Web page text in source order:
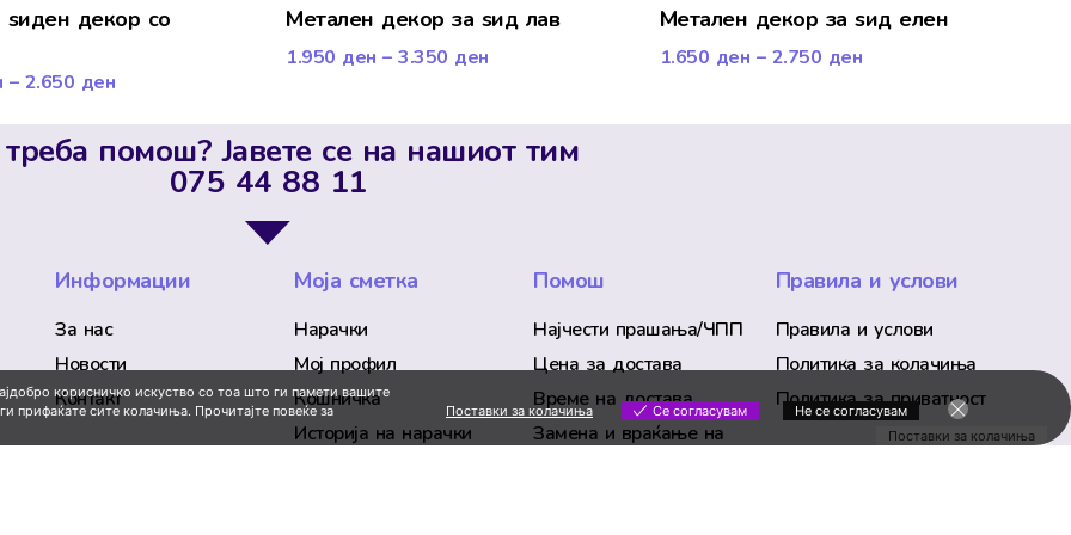
ѕиден декор со
– 2.650 ден
Метален декор за ѕид лав
1.950 ден – 3.350 ден
Мeтален декор за ѕид елен
1.650 ден – 2.750 ден
помош? Јавете се на нашиот тим
075 44 88 11
Информации
За нас
Новости
Контакт
Моја сметка
Нарачки
Мој профил
Кошничка
Историја на нарачки
Помош
Најчести прашања/ЧПП
Цена за достава
Време на достава
Замена и враќање на
Правила и услови
Правила и услови
Политика за колачиња
Политика за приватност
корисничко искуство со тоа што ги памети вашите
прифаќате сите колачиња. Прочитајте повеќе за
Поставки за колачиња Се согласувам
Не се согласувам
Поставки за колачиња